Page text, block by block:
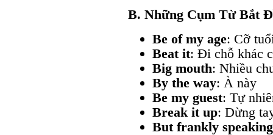
B. Những Cụm Từ Bắt
Be of my age: Cỡ
Beat it: Đi chỗ khác
Big mouth: Nhiều
By the way: À này
Be my guest: Tự
Break it up: Dừng
But frankly